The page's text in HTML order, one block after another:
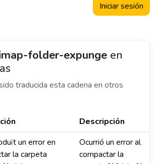
Iniciar sesión
folder-expunge en
traducida esta cadena en otros
Descripción
un error en
la carpeta
Ocurrió un error al
compactar la